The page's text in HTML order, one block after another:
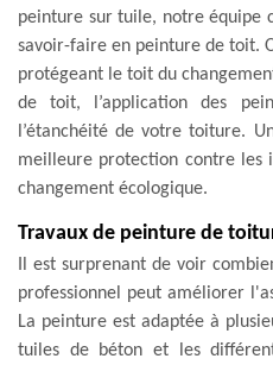
peinture sur tuile, notre équipe
savoir-faire en peinture de toit.
protégeant le toit du
de toit, l’application des
l’étanchéité de votre toiture.
meilleure protection contre les
changement écologique.
Travaux de peinture de
Il est surprenant de voir
professionnel peut améliorer
La peinture est adaptée à
tuiles de béton et les